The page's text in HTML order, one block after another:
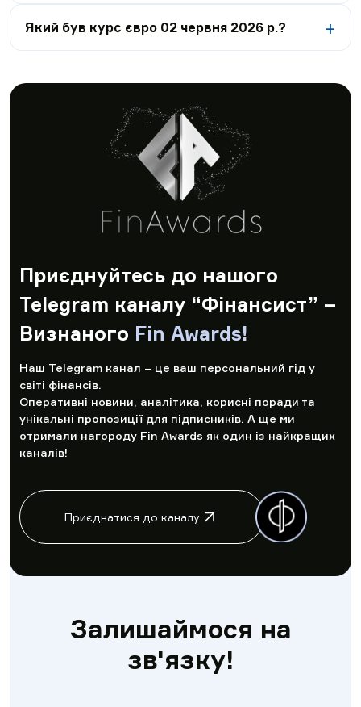
Який був курс євро 02 червня 2026 р.?
Приєднуйтесь до нашого
Telegram каналу “Фінансист” –
Визнаного Fin Awards!
Наш Telegram канал – це ваш персональний гід у
світі фінансів.
Оперативні новини, аналітика, корисні поради та
унікальні пропозиції для підписників. А ще ми
отримали нагороду Fin Awards як один із найкращих
каналів!
Приєднатися до каналу
Залишаймося на
зв'язку!